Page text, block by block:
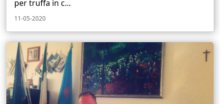
per truffa in c...
11-05-2020